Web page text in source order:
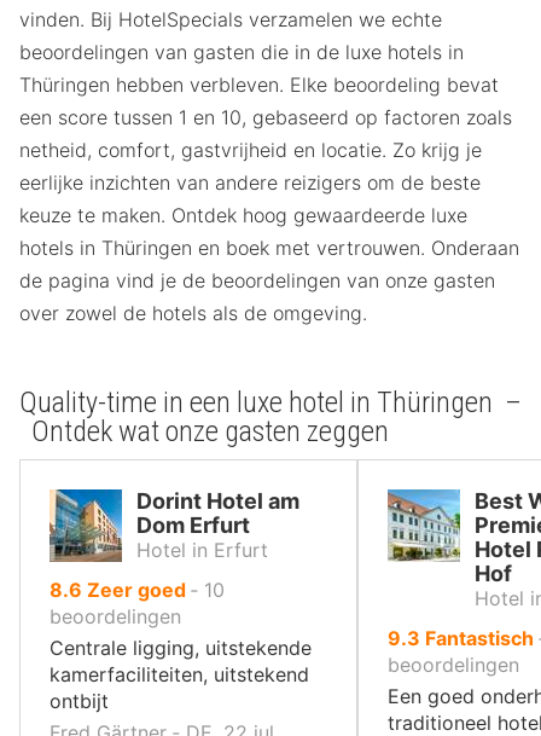
vinden. Bij HotelSpecials verzamelen we echte
beoordelingen van gasten die in de luxe hotels in
Thüringen hebben verbleven. Elke beoordeling bevat
een score tussen 1 en 10, gebaseerd op factoren zoals
netheid, comfort, gastvrijheid en locatie. Zo krijg je
eerlijke inzichten van andere reizigers om de beste
keuze te maken. Ontdek hoog gewaardeerde luxe
hotels in Thüringen en boek met vertrouwen. Onderaan
de pagina vind je de beoordelingen van onze gasten
over zowel de hotels als de omgeving.
Quality-time in een luxe hotel in Thüringen –
Ontdek wat onze gasten zeggen
Dorint Hotel am
Dom Erfurt
Hotel in Erfurt
8.6 uit
10
,
Zeer goed ‐ 10
beoordelingen
Centrale ligging, uitstekende
kamerfaciliteiten, uitstekend
ontbijt
Best
Hotel
Hof
Hotel
9.3 uit
10
,
Fantastisch
beoordelingen
Een goed
traditioneel